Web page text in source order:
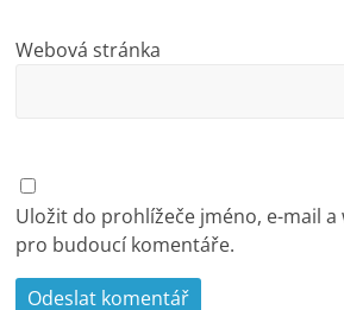
Webová stránka
Uložit do prohlížeče jméno, e-mail
pro budoucí komentáře.